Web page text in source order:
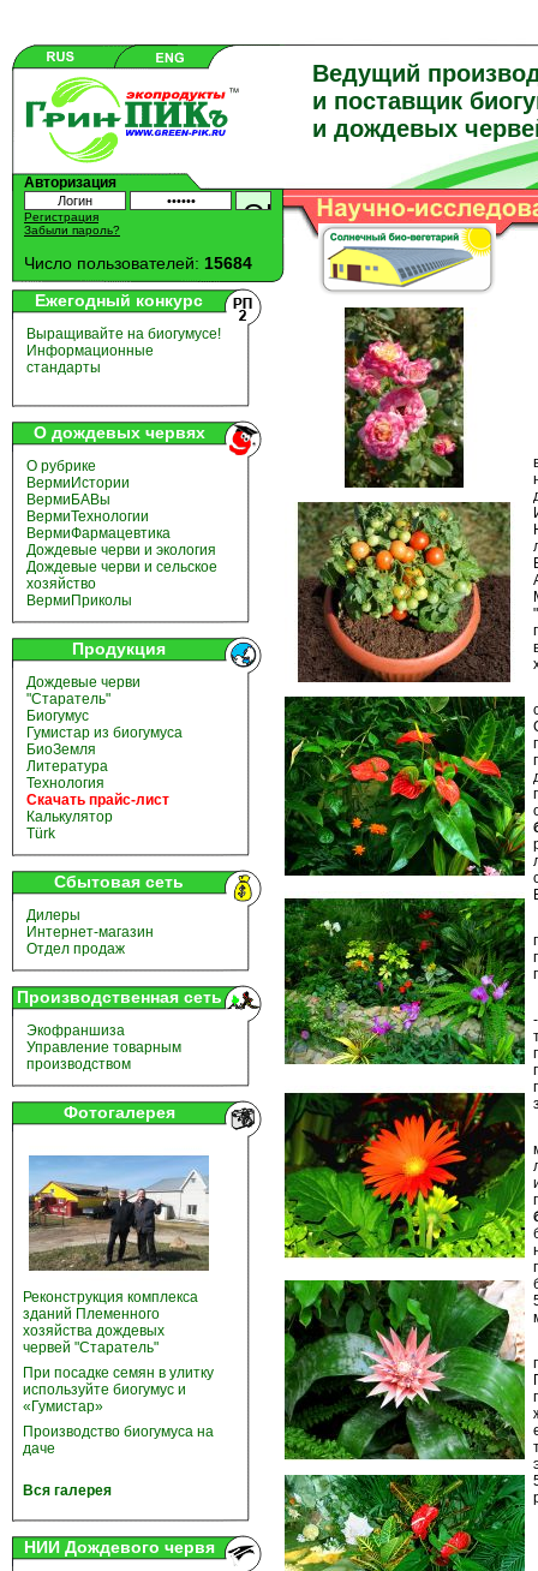
Ведущий
и поставщик
и дождевых
Авторизация
Регистрация
Забыли пароль?
Число пользователей: 15684
Ежегодный конкурс
Выращивайте на биогумусе!
Информационные
стандарты
О дождевых червях
О рубрике
ВермиИстории
ВермиБАВы
ВермиТехнологии
ВермиФармацевтика
Дождевые черви и экология
Дождевые черви и сельское
хозяйство
ВермиПриколы
Продукция
Дождевые черви
"Старатель"
Биогумус
Гумистар из биогумуса
БиоЗемля
Литература
Технология
Скачать прайс-лист
Калькулятор
Türk
Сбытовая сеть
Дилеры
Интернет-магазин
Отдел продаж
Производственная сеть
Экофраншиза
Управление товарным
производством
Фотогалерея
Реконструкция комплекса
зданий Племенного
хозяйства дождевых
червей "Старатель"
При посадке семян в улитку
используйте биогумус и
«Гумистар»
Производство биогумуса на
даче
Вся галерея
НИИ Дождевого червя